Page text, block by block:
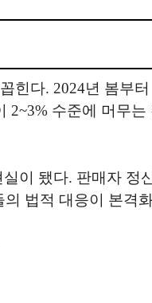
힌다. 2024년 봄부
수준에 머무
이 됐다. 판매자 정
법적 대응이 본격